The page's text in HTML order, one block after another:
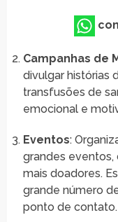
Campanhas de
divulgar histórias
transfusões de
emocional e
Eventos:
grandes
mais doadores.
grande número
ponto de contato.